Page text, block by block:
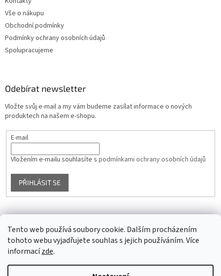
Tento web používá soubory cookie. Dalším procházením
tohoto webu vyjadřujete souhlas s jejich používáním. Více
informacízde.
Vše o nákupu
Obchodní podmínky
Podmínky ochrany osobních údajů
Spolupracujeme
Odebírat newsletter
Vložte svůj e-mail a my vám budeme zasílat informace o nových
produktech na našem e-shopu.
E-mail
Vložením e-mailu souhlasíte s podmínkami ochrany osobních údajů
PŘIHLÁSIT SE
Facebook